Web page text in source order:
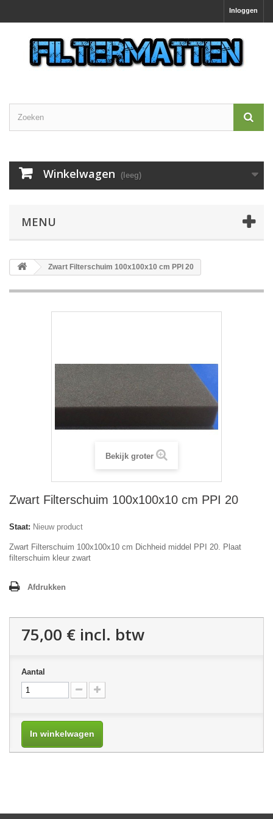
Inloggen
Winkelwagen (leeg)
MENU
Zwart Filterschuim 100x100x10 cm PPI 20
Bekijk groter
Zwart Filterschuim 100x100x10 cm PPI 20
Staat: Nieuw product
Zwart Filterschuim 100x100x10 cm Dichheid middel PPI 20. Plaat
filterschuim kleur zwart
Afdrukken
75,00 € incl. btw
Aantal
In winkelwagen